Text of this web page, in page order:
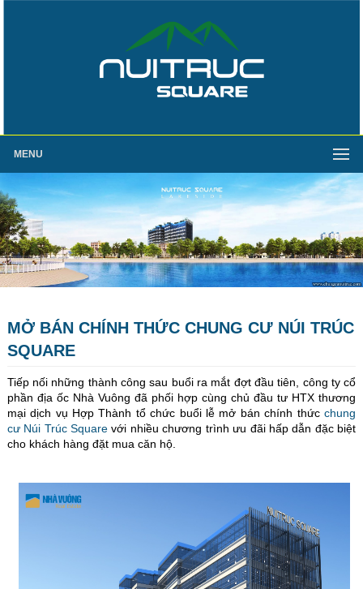
MENU
MỞ BÁN CHÍNH THỨC CHUNG CƯ NÚI TRÚC
SQUARE
Tiếp nối những thành công sau buổi ra mắt đợt đầu tiên, công ty cổ
phần địa ốc Nhà Vuông đã phối hợp cùng chủ đầu tư HTX thương
mại dịch vụ Hợp Thành tổ chức buổi lễ mở bán chính thứcchung
cư Núi Trúc Square với nhiều chương trình ưu đãi hấp dẫn đặc biệt
cho khách hàng đặt mua căn hộ.